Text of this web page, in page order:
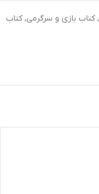
, کتاب بازی و سرگرمی, کتاب